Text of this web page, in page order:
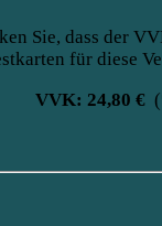
Sie, dass der
für diese
VVK: 24,80 €